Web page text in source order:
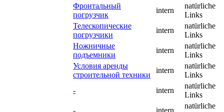
Фронтальный
погрузчик
intern
natürliche
Links
Телескопические
погрузчики
intern
natürliche
Links
Ножничные
подъемники
intern
natürliche
Links
Условия аренды
строительной техники
intern
natürliche
Links
-
intern
natürliche
Links
natürliche